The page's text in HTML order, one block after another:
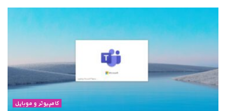
کامپیوتر و موبایل